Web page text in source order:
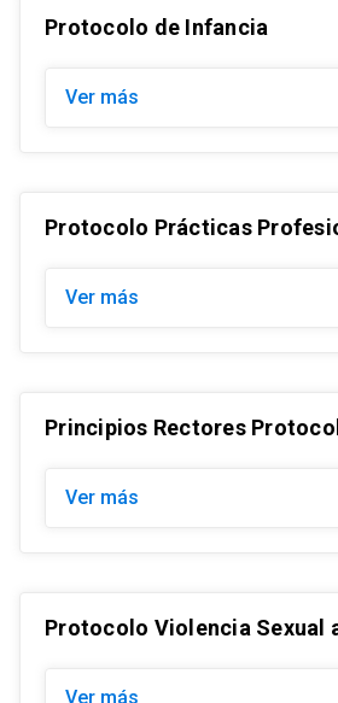
Protocolo de Infancia
Ver más
Protocolo Prácticas
Ver más
Principios Rectores
Ver más
Protocolo Violencia Sexual
Ver más